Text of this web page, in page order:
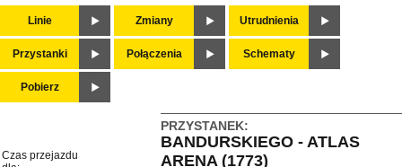
Linie Zmiany Utrudnienia
Przystanki Połączenia Schematy
Pobierz
PRZYSTANEK:
BANDURSKIEGO - ATLAS
ARENA (1773)
Czas przejazdu